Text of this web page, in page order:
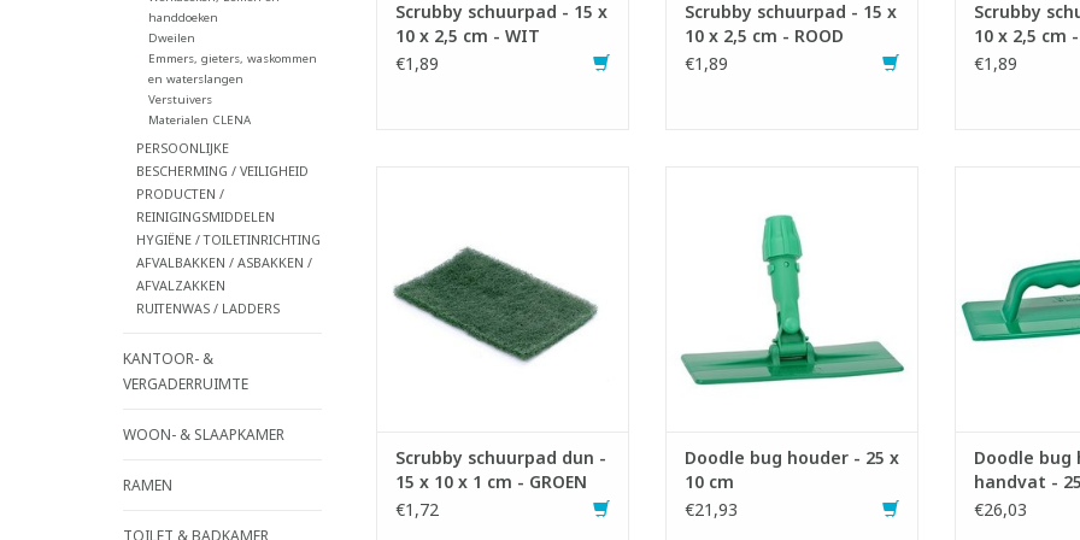
handdoeken
Dweilen
Emmers, gieters, waskommen
en waterslangen
Verstuivers
Materialen CLENA
PERSOONLIJKE
BESCHERMING / VEILIGHEID
PRODUCTEN /
REINIGINGSMIDDELEN
HYGIËNE / TOILETINRICHTING
AFVALBAKKEN / ASBAKKEN /
AFVALZAKKEN
RUITENWAS / LADDERS
KANTOOR- &
VERGADERRUIMTE
WOON- & SLAAPKAMER
RAMEN
TOEVOEGEN AAN WINKELWAGEN
Scrubby schuurpad - 15 x
10 x 2,5 cm - WIT
€1,89
TOEVOEGEN AAN WINKELWAGEN
Scrubby schuurpad - 15 x
10 x 2,5 cm - ROOD
€1,89
TOEVOEGEN
Scrubby
10 x 2,5 cm
€1,89
vezels.
LxBxH: 15 x 10 x 1 cm
TOEVOEGEN AAN WINKELWAGEN
Scrubby schuurpad dun -
15 x 10 x 1 cm - GROEN
€1,72
- LxB: 25 x 10 cm
TOEVOEGEN AAN WINKELWAGEN
Doodle bug houder - 25 x
10 cm
€21,93
TOEVOEGEN
Doodle
handvat -
€26,03